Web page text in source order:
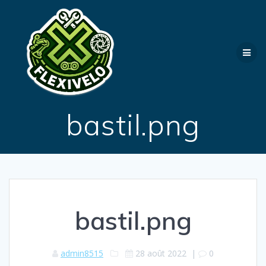
bastil.png
bastil.png
admin8515 28 août 2022 | 0